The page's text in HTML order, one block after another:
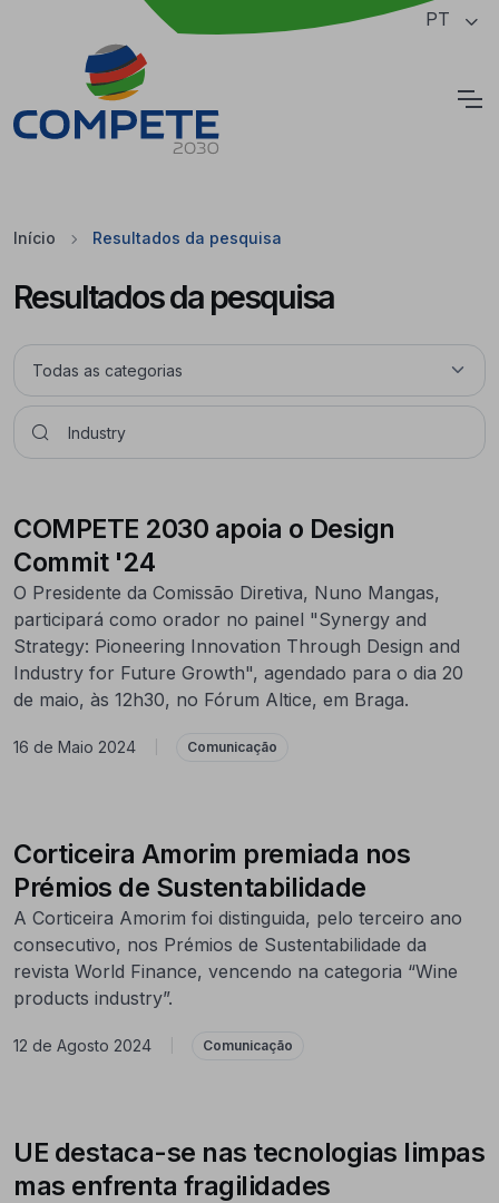
Saltar para o conteúdo principal da página PT
Início Resultados da pesquisa
Resultados da pesquisa
COMPETE 2030 apoia o Design
Commit '24
O Presidente da Comissão Diretiva, Nuno Mangas,
participará como orador no painel "Synergy and
Strategy: Pioneering Innovation Through Design and
Industry for Future Growth", agendado para o dia 20
de maio, às 12h30, no Fórum Altice, em Braga.
16 de Maio 2024 Comunicação
Corticeira Amorim premiada nos
Prémios de Sustentabilidade
A Corticeira Amorim foi distinguida, pelo terceiro ano
consecutivo, nos Prémios de Sustentabilidade da
revista World Finance, vencendo na categoria “Wine
products industry”.
12 de Agosto 2024 Comunicação
UE destaca-se nas tecnologias limpas
mas enfrenta fragilidades